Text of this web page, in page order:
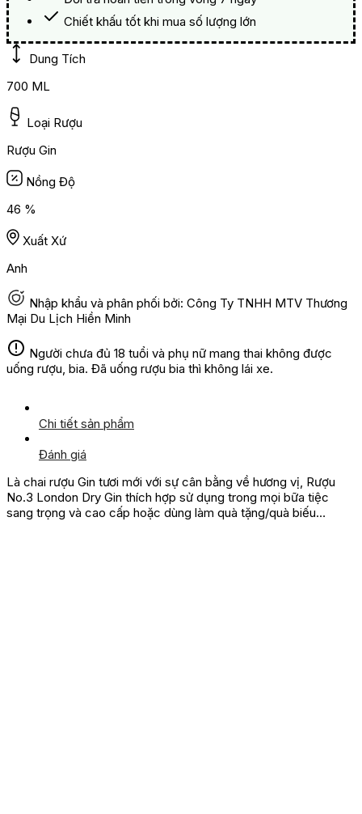
Chiết khấu tốt khi mua số lượng lớn
Dung Tích
700 ML
Loại Rượu
Rượu Gin
Nồng Độ
46 %
Xuất Xứ
Anh
Nhập khẩu và phân phối bởi: Công Ty TNHH MTV Thương
Mại Du Lịch Hiền Minh
Người chưa đủ 18 tuổi và phụ nữ mang thai không được
uống rượu, bia. Đã uống rượu bia thì không lái xe.
Chi tiết sản phẩm
Đánh giá
Là chai rượu Gin tươi mới với sự cân bằng về hương vị, Rượu
No.3 London Dry Gin thích hợp sử dụng trong mọi bữa tiệc
sang trọng và cao cấp hoặc dùng làm quà tặng/quà biếu…